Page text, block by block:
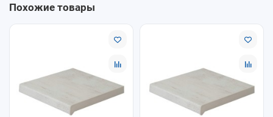
Подберите декор под интерьер и профиль окна
Доставка и самовывоз
серии LD S 30 — при оформлении заказа в ОкнамагПРО.
Похожие товары